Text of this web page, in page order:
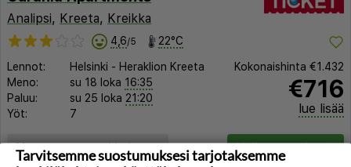
Analipsi, Kreeta, Kreikka
4,6/5 22°C
Lennot: Helsinki - Heraklion Kreeta
Meno:
su 18 loka 16:35
Paluu:
su 25 loka 21:20
Yöt:
7
Kokonaishinta €1.432
€716
lue lisää
Huoneen tyyppi ja lento Valitse matka
Tarvitsemme suostumuksesi tarjotaksemme